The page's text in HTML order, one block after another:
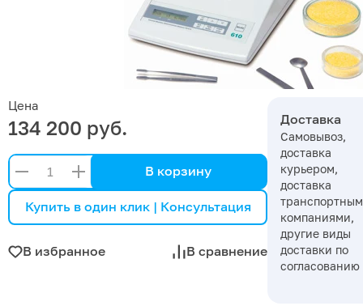
Цена
134 200 руб.
В корзину
Купить в один клик | Консультация
В избранное В сравнение
Доставка
Самовывоз,
доставка
курьером,
доставка
компаниями,
другие виды
доставки по
согласованию